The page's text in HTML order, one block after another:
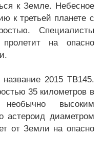
к Земле. Небесное
к третьей планете с
Специалисты
на опасно
2015 TB145.
35 километров в
высоким
астероид диаметром
от Земли на опасно